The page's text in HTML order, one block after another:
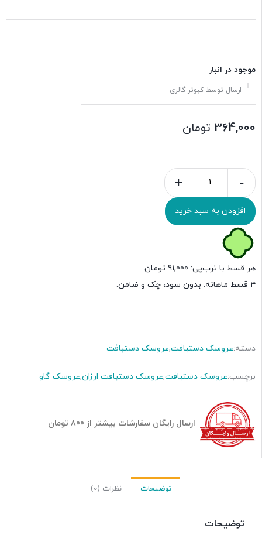
موجود در انبار
ارسال توسط کبوتر گالری
364,000 تومان
-
+
افزودن به سبد خرید
هر قسط با ترب‌پی: 91,000 تومان
۴ قسط ماهانه. بدون سود، چک و ضامن.
دسته:عروسک دستبافت,عروسک دستبافت
برچسب:عروسک دستبافت,عروسک دستبافت ارزان,عروسک گاو
ارسال رایگان سفارشات بیشتر از 800 تومان
توضیحات نظرات (0)
توضیحات